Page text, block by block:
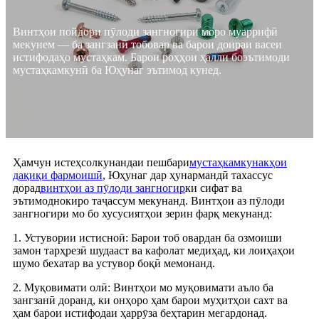
Винтҳои пойдори пӯлоди зангногири моро муаррифӣ
мекунем — ба зангзанӣ тобовар ва барои доираи васеи
истифодаҳо мустаҳкам. Барои роҳҳои ҳалли боэътимоди
мустаҳкамкунӣ ба Юҳунаг эътимод кунед.
Ҳамчун истеҳсолкунандаи пешбаримустаҳкамкунакҳои
дақиқи фармоишӣ, Юҳунаг дар ҳунармандӣ тахассус
дорадвинтҳои аз пӯлоди зангногирки сифат ва
эътимоднокиро таҷассум мекунанд. Винтҳои аз пӯлоди
зангногири мо бо хусусиятҳои зерин фарқ мекунанд:
1. Устувории истисноӣ: Барои тоб овардан ба озмоиши
замон тарҳрезӣ шудааст ва кафолат медиҳад, ки лоиҳаҳои
шумо бехатар ва устувор боқӣ мемонанд.
2. Муқовимати олӣ: Винтҳои мо муқовимати аъло ба
зангзанӣ доранд, ки онҳоро ҳам барои муҳитҳои сахт ва
ҳам барои истифодаи ҳаррӯза беҳтарин мегардонад.